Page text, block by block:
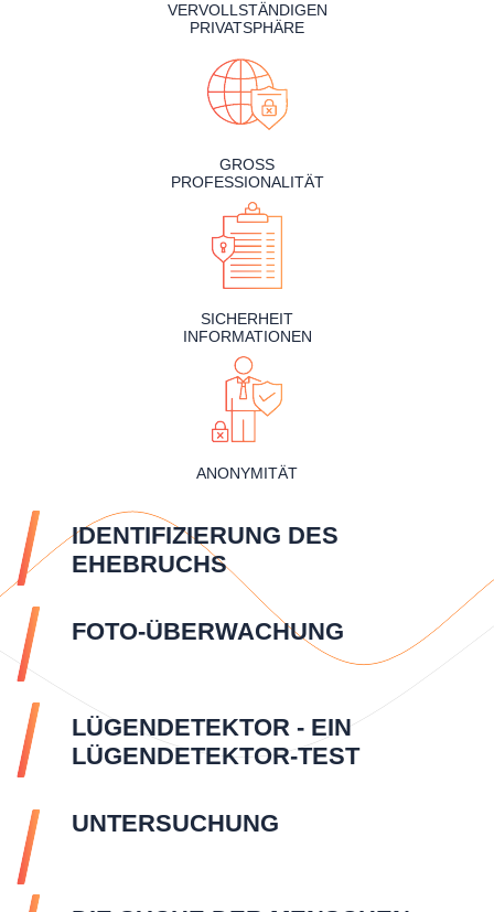
VERVOLLSTÄNDIGEN
PRIVATSPHÄRE
GROSS
PROFESSIONALITÄT
SICHERHEIT
INFORMATIONEN
ANONYMITÄT
IDENTIFIZIERUNG DES
EHEBRUCHS
FOTO-ÜBERWACHUNG
LÜGENDETEKTOR - EIN
LÜGENDETEKTOR-TEST
UNTERSUCHUNG